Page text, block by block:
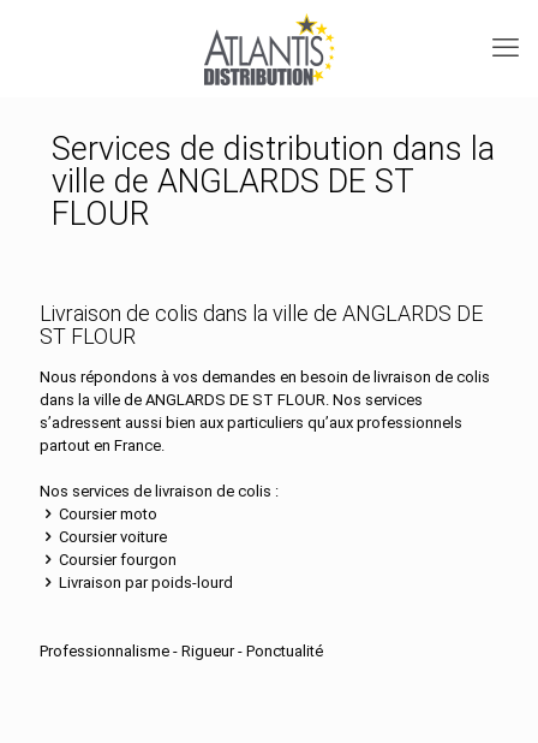
Services de distribution dans la
ville de ANGLARDS DE ST
FLOUR
Livraison de colis dans la ville de ANGLARDS DE
ST FLOUR
Nous répondons à vos demandes en besoin de livraison de colis
dans la ville de ANGLARDS DE ST FLOUR. Nos services
s’adressent aussi bien aux particuliers qu’aux professionnels
partout en France.
Nos services de livraison de colis :
Coursier moto
Coursier voiture
Coursier fourgon
Livraison par poids-lourd
Professionnalisme - Rigueur - Ponctualité